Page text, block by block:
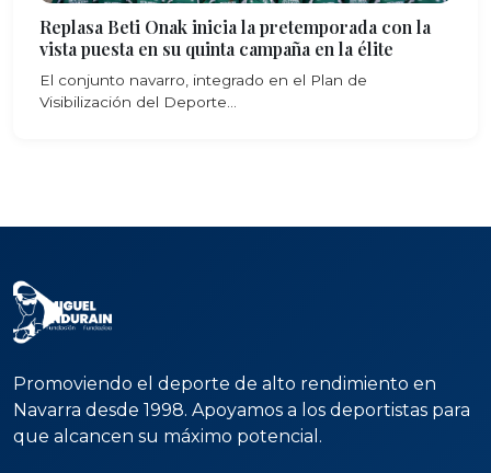
Replasa Beti Onak inicia la pretemporada con la
vista puesta en su quinta campaña en la élite
El conjunto navarro, integrado en el Plan de
Visibilización del Deporte...
Promoviendo el deporte de alto rendimiento en
Navarra desde 1998. Apoyamos a los deportistas para
que alcancen su máximo potencial.